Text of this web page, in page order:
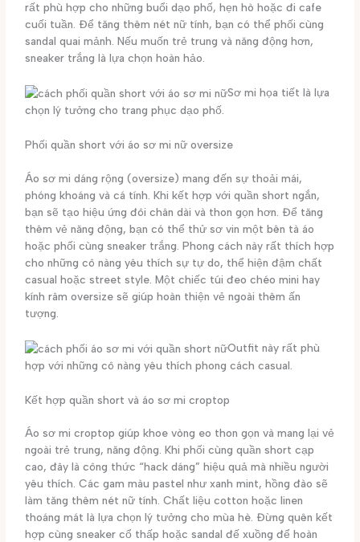
rất phù hợp cho những buổi dạo phố, hẹn hò hoặc đi cafe
cuối tuần. Để tăng thêm nét nữ tính, bạn có thể phối cùng
sandal quai mảnh. Nếu muốn trẻ trung và năng động hơn,
sneaker trắng là lựa chọn hoàn hảo.
Sơ mi họa tiết là lựa
chọn lý tưởng cho trang phục dạo phố.
Phối quần short với áo sơ mi nữ oversize
Áo sơ mi dáng rộng (oversize) mang đến sự thoải mái,
phóng khoáng và cá tính. Khi kết hợp với quần short ngắn,
bạn sẽ tạo hiệu ứng đôi chân dài và thon gọn hơn. Để tăng
thêm vẻ năng động, bạn có thể thử sơ vin một bên tà áo
hoặc phối cùng sneaker trắng. Phong cách này rất thích hợp
cho những cô nàng yêu thích sự tự do, thể hiện đậm chất
casual hoặc street style. Một chiếc túi đeo chéo mini hay
kính râm oversize sẽ giúp hoàn thiện vẻ ngoài thêm ấn
tượng.
Outfit này rất phù
hợp với những cô nàng yêu thích phong cách casual.
Kết hợp quần short và áo sơ mi croptop
Áo sơ mi croptop giúp khoe vòng eo thon gọn và mang lại vẻ
ngoài trẻ trung, năng động. Khi phối cùng quần short cạp
cao, đây là công thức “hack dáng” hiệu quả mà nhiều người
yêu thích. Các gam màu pastel như xanh mint, hồng đào sẽ
làm tăng thêm nét nữ tính. Chất liệu cotton hoặc linen
thoáng mát là lựa chọn lý tưởng cho mùa hè. Đừng quên kết
hợp cùng sneaker cổ thấp hoặc sandal đế xuồng để hoàn